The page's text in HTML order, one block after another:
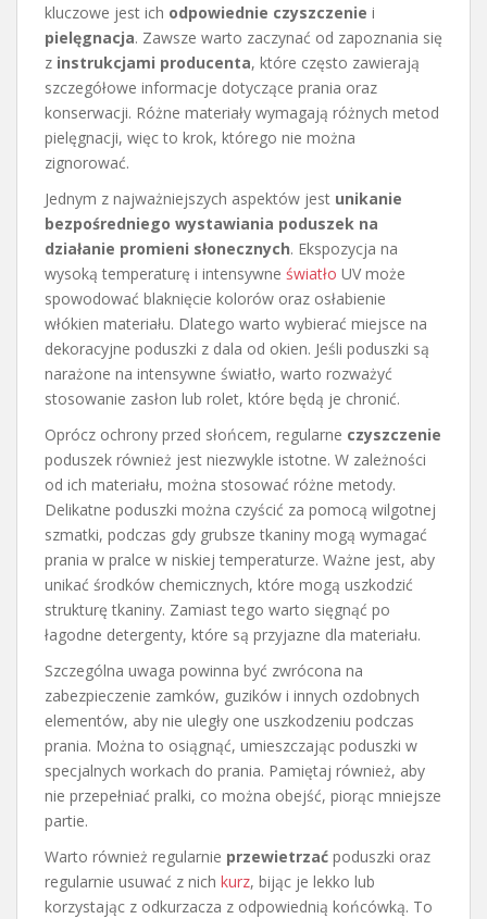
kluczowe jest ich odpowiednie czyszczenie i
pielęgnacja. Zawsze warto zaczynać od zapoznania się
z instrukcjami producenta, które często zawierają
szczegółowe informacje dotyczące prania oraz
konserwacji. Różne materiały wymagają różnych metod
pielęgnacji, więc to krok, którego nie można
zignorować.
Jednym z najważniejszych aspektów jest unikanie
bezpośredniego wystawiania poduszek na
działanie promieni słonecznych. Ekspozycja na
wysoką temperaturę i intensywne światło UV może
spowodować blaknięcie kolorów oraz osłabienie
włókien materiału. Dlatego warto wybierać miejsce na
dekoracyjne poduszki z dala od okien. Jeśli poduszki są
narażone na intensywne światło, warto rozważyć
stosowanie zasłon lub rolet, które będą je chronić.
Oprócz ochrony przed słońcem, regularne czyszczenie
poduszek również jest niezwykle istotne. W zależności
od ich materiału, można stosować różne metody.
Delikatne poduszki można czyścić za pomocą wilgotnej
szmatki, podczas gdy grubsze tkaniny mogą wymagać
prania w pralce w niskiej temperaturze. Ważne jest, aby
unikać środków chemicznych, które mogą uszkodzić
strukturę tkaniny. Zamiast tego warto sięgnąć po
łagodne detergenty, które są przyjazne dla materiału.
Szczególna uwaga powinna być zwrócona na
zabezpieczenie zamków, guzików i innych ozdobnych
elementów, aby nie uległy one uszkodzeniu podczas
prania. Można to osiągnąć, umieszczając poduszki w
specjalnych workach do prania. Pamiętaj również, aby
nie przepełniać pralki, co można obejść, piorąc mniejsze
partie.
Warto również regularnie przewietrzać poduszki oraz
regularnie usuwać z nich kurz, bijąc je lekko lub
korzystając z odkurzacza z odpowiednią końcówką. To